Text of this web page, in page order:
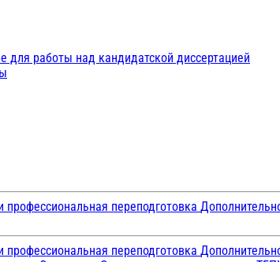
для работы над кандидатской диссертацией
переподготовка
переподготовка